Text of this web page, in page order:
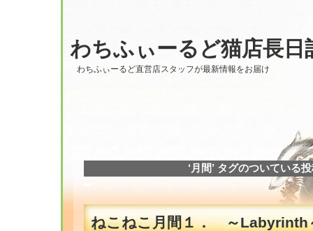
わちふぃーるど猫店長日
わちふぃーるど直営店スタッフが最新情報をお届け
‘月間’ タグのついている
ねこねこ月間１． ～Labyrinth